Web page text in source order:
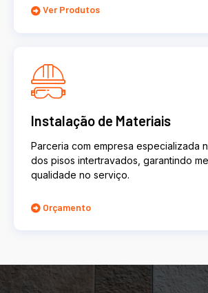
Ver Produtos
Instalação de Materiais
Parceria com empresa especializada
dos pisos intertravados, garantindo
qualidade no serviço.
Orçamento